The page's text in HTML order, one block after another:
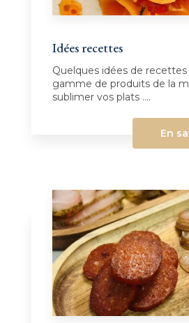
Idées recettes
Quelques idées de
gamme de produits de la
sublimer vos plats ....
En